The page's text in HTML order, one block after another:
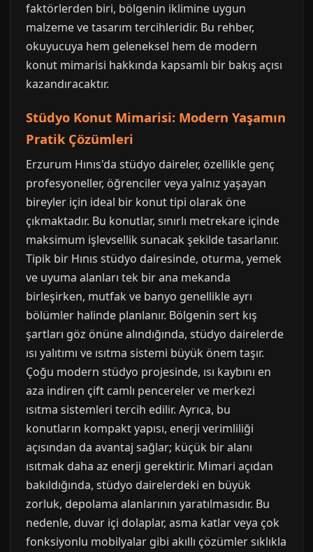
faktörlerden biri, bölgenin iklimine uygun
malzeme ve tasarım tercihleridir. Bu rehber,
okuyucuya hem geleneksel hem de modern
konut mimarisi hakkında kapsamlı bir bakış açısı
kazandıracaktır.
Stüdyo Konut Mimarisi: Modern Yaşamın
Pratik Çözümleri
Erzurum Hınıs'da stüdyo daireler, özellikle genç
profesyoneller, öğrenciler veya yalnız yaşayan
bireyler için ideal bir konut tipi olarak öne
çıkmaktadır. Bu konutlar, sınırlı metrekare içinde
maksimum işlevsellik sunacak şekilde tasarlanır.
Tipik bir Hınıs stüdyo dairesinde, oturma, yemek
ve uyuma alanları tek bir ana mekanda
birleşirken, mutfak ve banyo genellikle ayrı
bölümler halinde planlanır. Bölgenin sert kış
şartları göz önüne alındığında, stüdyo dairelerde
ısı yalıtımı ve ısıtma sistemi büyük önem taşır.
Çoğu modern stüdyo projesinde, ısı kaybını en
aza indiren çift camlı pencereler ve merkezi
ısıtma sistemleri tercih edilir. Ayrıca, bu
konutların kompakt yapısı, enerji verimliliği
açısından da avantaj sağlar; küçük bir alanı
ısıtmak daha az enerji gerektirir. Mimari açıdan
bakıldığında, stüdyo dairelerdeki en büyük
zorluk, depolama alanlarının yaratılmasıdır. Bu
nedenle, duvar içi dolaplar, asma katlar veya çok
fonksiyonlu mobilyalar gibi akıllı çözümler sıklıkla